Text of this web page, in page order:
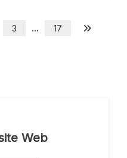
3 ... 17
Web